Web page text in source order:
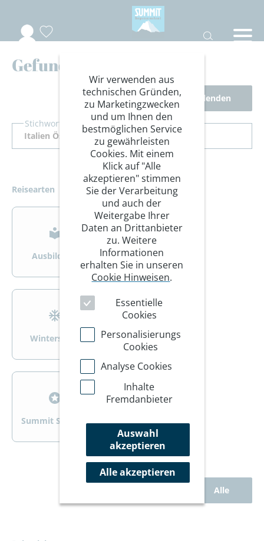
Gefundene Reisen
Filter ausblenden
Stichwort Suche
Reisearten
>
Ausbildung
>
Bergsteigen
>
Wintersport Wandern/Trekking
>
Summit Specials Rad
Alle
Wir verwenden aus
technischen Gründen,
zu Marketingzwecken
und um Ihnen den
bestmöglichen Service
zu gewährleisten
Cookies. Mit einem
Klick auf "Alle
akzeptieren" stimmen
Sie der Verarbeitung
und auch der
Weitergabe Ihrer
Daten an Drittanbieter
zu. Weitere
Informationen
erhalten Sie in unseren
Cookie Hinweisen.
Essentielle
Cookies
Personalisierungs
Cookies
Analyse Cookies
Inhalte
Fremdanbieter
Auswahl
akzeptieren
Alle akzeptieren